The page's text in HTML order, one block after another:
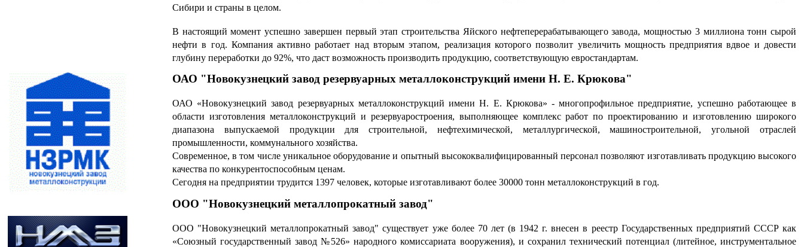
Сибири и страны в целом.
В настоящий момент успешно завершен первый этап строительства Яйского нефтеперерабатывающего завода, мощностью 3 миллиона тонн сырой
нефти в год. Компания активно работает над вторым этапом, реализация которого позволит увеличить мощность предприятия вдвое и довести
глубину переработки до 92%, что даст возможность производить продукцию, соответствующую евростандартам.
ОАО "Новокузнецкий завод резервуарных металлоконструкций имени Н. Е. Крюкова"
ОАО «Новокузнецкий завод резервуарных металлоконструкций имени Н. Е. Крюкова» - многопрофильное предприятие, успешно работающее в
области изготовления металлоконструкций и резервуаростроения, выполняющее комплекс работ по проектированию и изготовлению широкого
диапазона выпускаемой продукции для строительной, нефтехимической, металлургической, машиностроительной, угольной отраслей
промышленности, коммунального хозяйства.
Современное, в том числе уникальное оборудование и опытный высококвалифицированный персонал позволяют изготавливать продукцию высокого
качества по конкурентоспособным ценам.
Сегодня на предприятии трудится 1397 человек, которые изготавливают более 30000 тонн металлоконструкций в год.
ООО "Новокузнецкий металлопрокатный завод"
ООО "Новокузнецкий металлопрокатный завод" cуществует уже более 70 лет (в 1942 г. внесен в реестр Государственных предприятий СССР как
«Союзный государственный завод №526» народного комиссариата вооружения), и сохранил технический потенциал (литейное, инструментальное